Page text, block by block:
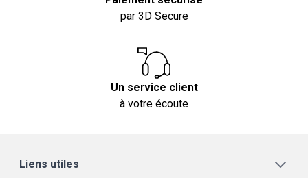
par 3D Secure
Un service client
à votre écoute
Liens utiles